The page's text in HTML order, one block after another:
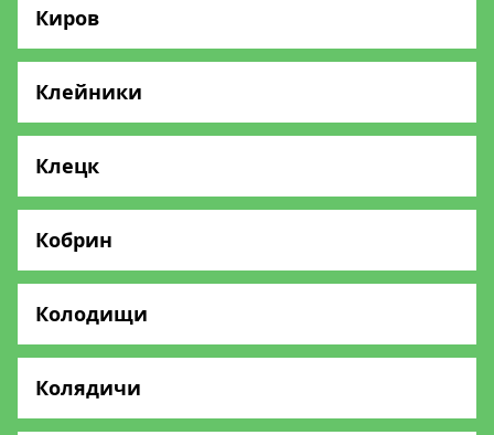
Киров
Клейники
Клецк
Кобрин
Колодищи
Колядичи